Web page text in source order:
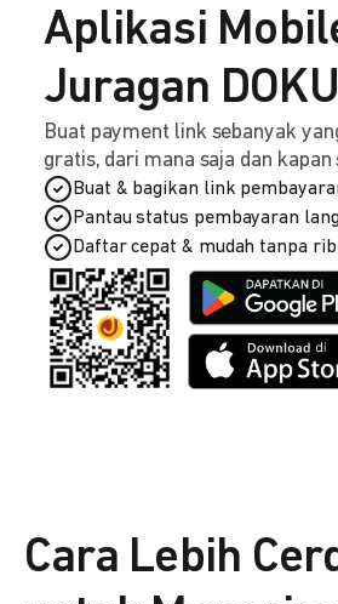
Aplikasi
Juragan DOKU
Buat payment link sebanyak
gratis, dari mana saja dan kapan
Buat & bagikan link
Pantau status pembayaran
Daftar cepat & mudah tanpa
Cara Lebih